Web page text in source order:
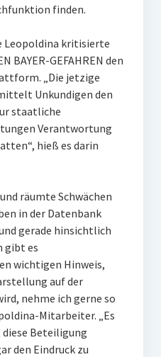
finden.
Leopoldina kritisierte
BAYER-GEFAHREN den
„Die jetzige
Unkundigen den
staatliche
Verantwortung
hieß es darin
räumte Schwächen
in der Datenbank
gerade hinsichtlich
gibt es
wichtigen Hinweis,
auf der
nehme ich gerne so
Mitarbeiter. „Es
Beteiligung
den Eindruck zu